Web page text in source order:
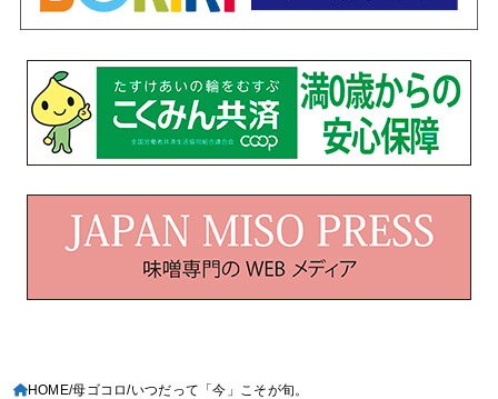
HOME 母ゴコロ いつだって「今」こそが旬。